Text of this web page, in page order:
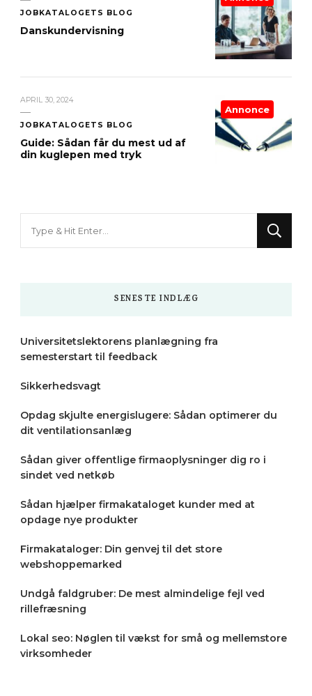
JOBKATALOGETS BLOG
Danskundervisning
APRIL 30, 2024
JOBKATALOGETS BLOG
Guide: Sådan får du mest ud af
din kuglepen med tryk
Annonce
SENESTE INDLÆG
Universitetslektorens planlægning fra
semesterstart til feedback
Sikkerhedsvagt
Opdag skjulte energislugere: Sådan optimerer du
dit ventilationsanlæg
Sådan giver offentlige firmaoplysninger dig ro i
sindet ved netkøb
Sådan hjælper firmakataloget kunder med at
opdage nye produkter
Firmakataloger: Din genvej til det store
webshoppemarked
Undgå faldgruber: De mest almindelige fejl ved
rillefræsning
Lokal seo: Nøglen til vækst for små og mellemstore
virksomheder